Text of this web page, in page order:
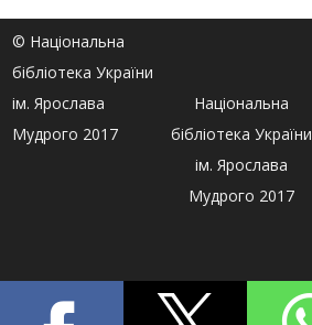
© Національна
бібліотека України
ім. Ярослава
Мудрого 2017
Національна
бібліотека України
ім. Ярослава
Мудрого 2017